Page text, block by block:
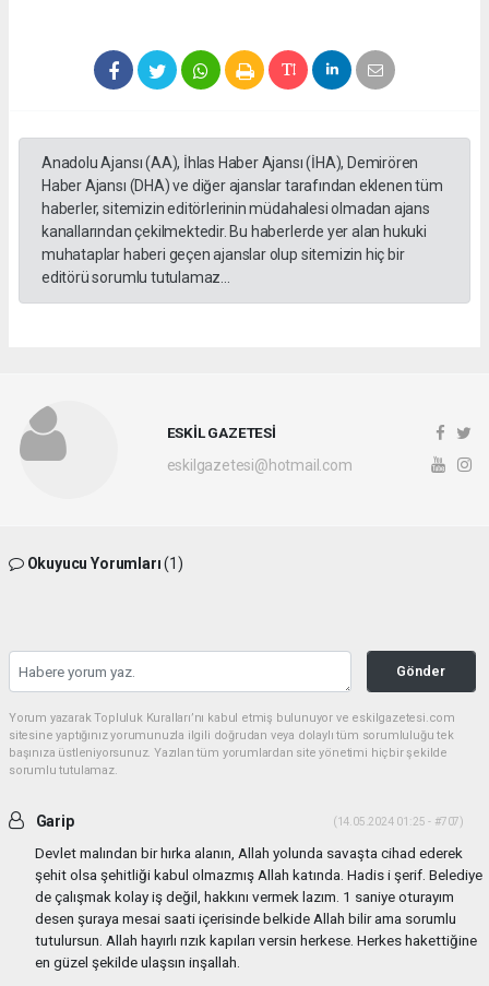
Anadolu Ajansı (AA), İhlas Haber Ajansı (İHA), Demirören
Haber Ajansı (DHA) ve diğer ajanslar tarafından eklenen tüm
haberler, sitemizin editörlerinin müdahalesi olmadan ajans
kanallarından çekilmektedir. Bu haberlerde yer alan hukuki
muhataplar haberi geçen ajanslar olup sitemizin hiç bir
editörü sorumlu tutulamaz...
ESKİL GAZETESİ
eskilgazetesi@hotmail.com
Okuyucu Yorumları(1)
Gönder
Yorum yazarak Topluluk Kuralları’nı kabul etmiş bulunuyor ve eskilgazetesi.com
sitesine yaptığınız yorumunuzla ilgili doğrudan veya dolaylı tüm sorumluluğu tek
başınıza üstleniyorsunuz. Yazılan tüm yorumlardan site yönetimi hiçbir şekilde
sorumlu tutulamaz.
Garip (14.05.2024 01:25 - #707)
Devlet malından bir hırka alanın, Allah yolunda savaşta cihad ederek
şehit olsa şehitliği kabul olmazmış Allah katında. Hadis i şerif. Belediye
de çalışmak kolay iş değil, hakkını vermek lazım. 1 saniye oturayım
desen şuraya mesai saati içerisinde belkide Allah bilir ama sorumlu
tutulursun. Allah hayırlı rızık kapıları versin herkese. Herkes hakettiğine
en güzel şekilde ulaşsın inşallah.